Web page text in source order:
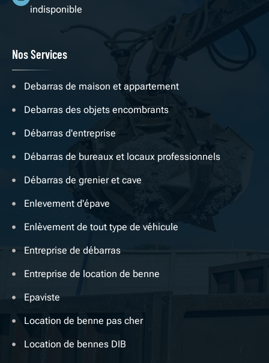
indisponible
Nos Services
Debarras de maison et appartement
Debarras des objets encombrants
Débarras d'entreprise
Débarras de bureaux et locaux professionnels
Débarras de grenier et cave
Enlevement d'épave
Enlèvement de tout type de véhicule
Entreprise de débarras
Entreprise de location de benne
Epaviste
Location de benne pas cher
Location de bennes DIB